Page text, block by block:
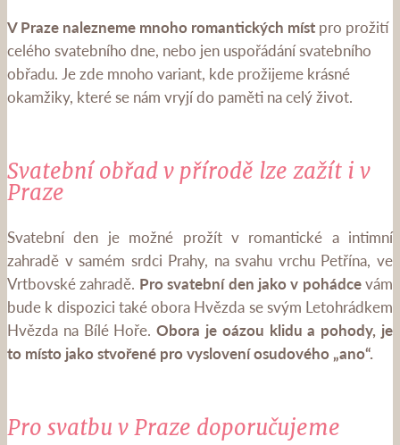
V Praze nalezneme mnoho romantických míst pro prožití
celého svatebního dne, nebo jen uspořádání svatebního
obřadu. Je zde mnoho variant, kde prožijeme krásné
okamžiky, které se nám vryjí do paměti na celý život.
Svatební obřad v přírodě lze zažít i v
Praze
Svatební den je možné prožít v romantické a intimní
zahradě v samém srdci Prahy, na svahu vrchu Petřína, ve
Vrtbovské zahradě. Pro svatební den jako v pohádcevám
bude k dispozici také obora Hvězda se svým Letohrádkem
Hvězda na Bílé Hoře.Obora je oázou klidu a pohody, je
to místo jako stvořené pro vyslovení osudového „ano“.
Pro svatbu v Praze doporučujeme